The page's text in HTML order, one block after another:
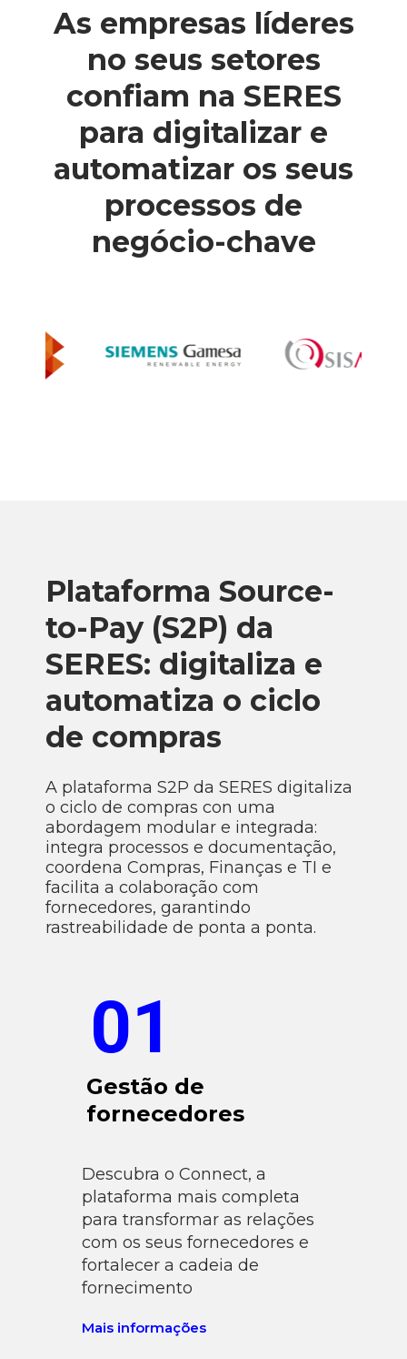
As empresas líderes
no seus setores
confiam na SERES
para digitalizar e
automatizar os seus
processos de
negócio-chave
Plataforma Source-
to-Pay (S2P) da
SERES: digitaliza e
automatiza o ciclo
de compras
A plataforma S2P da SERES digitaliza
o ciclo de compras con uma
abordagem modular e integrada:
integra processos e documentação,
coordena Compras, Finanças e TI e
facilita a colaboração com
fornecedores, garantindo
rastreabilidade de ponta a ponta.
01
Gestão de
fornecedores
Descubra o Connect, a
plataforma mais completa
para transformar as relações
com os seus fornecedores e
fortalecer a cadeia de
fornecimento
Mais informações